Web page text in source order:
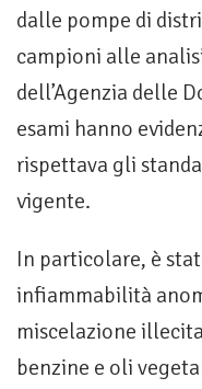
dalle pompe di
campioni alle
dell’Agenzia delle
esami hanno
rispettava gli
vigente.
In particolare, è
infiammabilità
miscelazione
benzine e oli